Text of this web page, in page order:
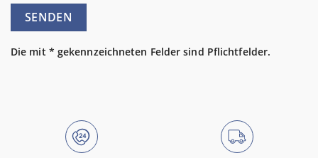
Die mit * gekennzeichneten Felder sind Pflichtfelder.